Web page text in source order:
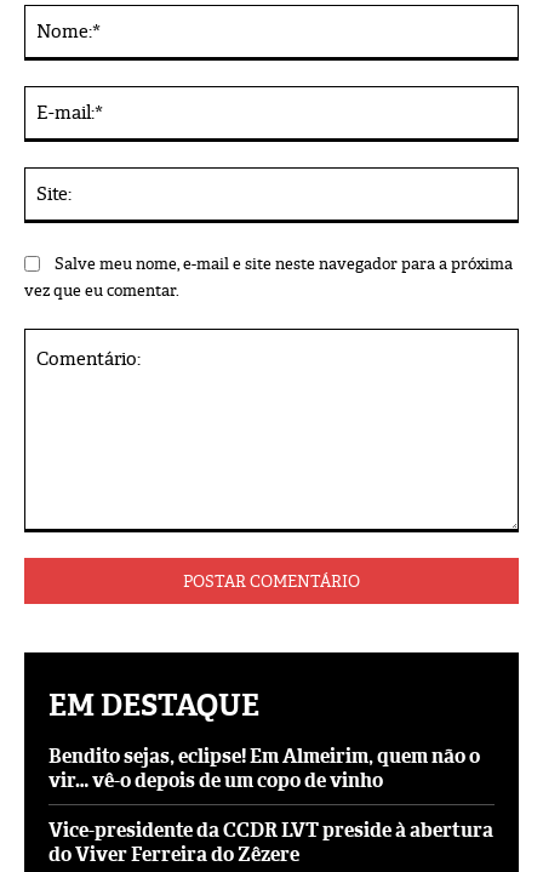
Salve meu nome, e-mail e site neste navegador para a próxima
vez que eu comentar.
EM DESTAQUE
Bendito sejas, eclipse! Em Almeirim, quem não o
vir… vê-o depois de um copo de vinho
Vice-presidente da CCDR LVT preside à abertura
do Viver Ferreira do Zêzere